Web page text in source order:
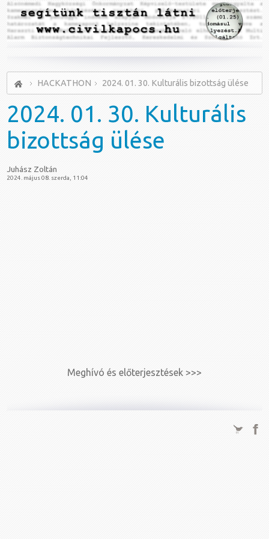
HACKATHON 2024. 01. 30. Kulturális bizottság ülése
2024. 01. 30. Kulturális
bizottság ülése
Juhász Zoltán
2024. május 08. szerda, 11:04
Meghívó és előterjesztések >>>